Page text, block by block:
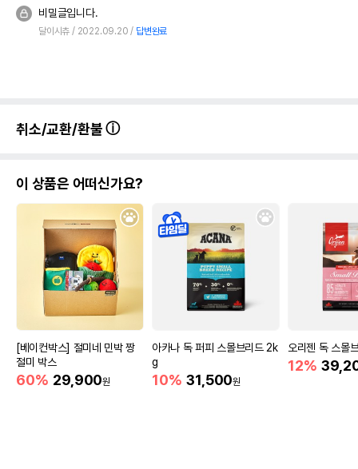
비밀글입니다.
달이시츄 2022.09.20 답변완료
취소/교환/환불
이 상품은 어떠신가요?
[베이컨박스] 절미네 민박 짱
절미 박스
60% 29,900원
아카나 독 퍼피 스몰브리드 2k
g
10% 31,500원
오리젠 독 스몰
12%